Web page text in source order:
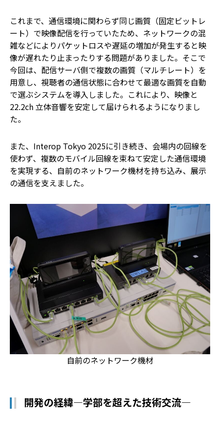
これまで、通信環境に関わらず同じ画質（固定ビットレ
ート）で映像配信を行っていたため、ネットワークの混
雑などによりパケットロスや遅延の増加が発生すると映
像が遅れたり止まったりする問題がありました。そこで
今回は、配信サーバ側で複数の画質（マルチレート）を
用意し、視聴者の通信状態に合わせて最適な画質を自動
で選ぶシステムを導入しました。これにより、映像と
22.2ch 立体音響を安定して届けられるようになりまし
た。
また、Interop Tokyo 2025に引き続き、会場内の回線を
使わず、複数のモバイル回線を束ねて安定した通信環境
を実現する、自前のネットワーク機材を持ち込み、展示
の通信を支えました。
自前のネットワーク機材
開発の経緯―学部を超えた技術交流―